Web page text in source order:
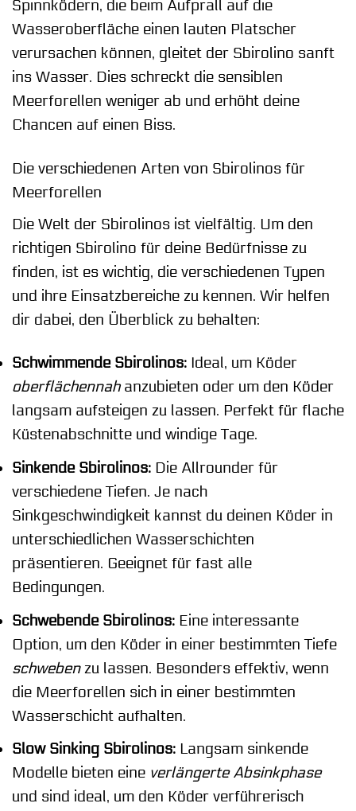
Spinnködern, die beim Aufprall auf die
Wasseroberfläche einen lauten Platscher
verursachen können, gleitet der Sbirolino sanft
ins Wasser. Dies schreckt die sensiblen
Meerforellen weniger ab und erhöht deine
Chancen auf einen Biss.
Die verschiedenen Arten von Sbirolinos für
Meerforellen
Die Welt der Sbirolinos ist vielfältig. Um den
richtigen Sbirolino für deine Bedürfnisse zu
finden, ist es wichtig, die verschiedenen Typen
und ihre Einsatzbereiche zu kennen. Wir helfen
dir dabei, den Überblick zu behalten:
Schwimmende Sbirolinos: Ideal, um Köder
oberflächennahanzubieten oder um den Köder
langsam aufsteigen zu lassen. Perfekt für flache
Küstenabschnitte und windige Tage.
Sinkende Sbirolinos: Die Allrounder für
verschiedene Tiefen. Je nach
Sinkgeschwindigkeit kannst du deinen Köder in
unterschiedlichen Wasserschichten
präsentieren. Geeignet für fast alle
Bedingungen.
Schwebende Sbirolinos: Eine interessante
Option, um den Köder in einer bestimmten Tiefe
schwebenzu lassen. Besonders effektiv, wenn
die Meerforellen sich in einer bestimmten
Wasserschicht aufhalten.
Slow Sinking Sbirolinos: Langsam sinkende
Modelle bieten eine verlängerte Absinkphase
und sind ideal, um den Köder verführerisch